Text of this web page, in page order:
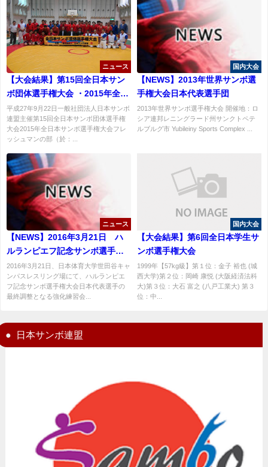
ニュース
【大会結果】第15回全日本サン
ボ団体選手権大会 ・2015年全日
本サンボ選手権大会フレッシュ
マンの部結果
平成27年9月22日一般社団法人日本サンボ
連盟主催第15回全日本サンボ団体選手権
大会2015年全日本サンボ選手権大会フレ
ッシュマンの部（於：...
国内大会
【NEWS】2013年世界サンボ選
手権大会日本代表選手団
2013年世界サンボ選手権大会 開催地：ロ
シア連邦レニングラード州サンクトペテ
ルブルグ市 Yubileiny Sports Complex ...
ニュース
【NEWS】2016年3月21日 ハ
ルランピエフ記念サンボ選手権
大会日本代表選手強化練習会開
催
2016年3月21日、日本体育大学世田谷キャ
ンパスレスリング場にて、ハルランピエ
フ記念サンボ選手権大会日本代表選手の
最終調整となる強化練習会...
国内大会
【大会結果】第6回全日本学生サ
ンボ選手権大会
1999年【57kg級】第１位：金子 裕也 (城
西大学)第２位：岡崎 康悦 (大阪経済法科
大)第３位：大石 富之 (八戸工業大) 第３
位：中...
日本サンボ連盟